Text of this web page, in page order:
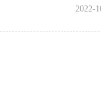
2022-